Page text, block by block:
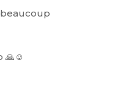
🙏☺️